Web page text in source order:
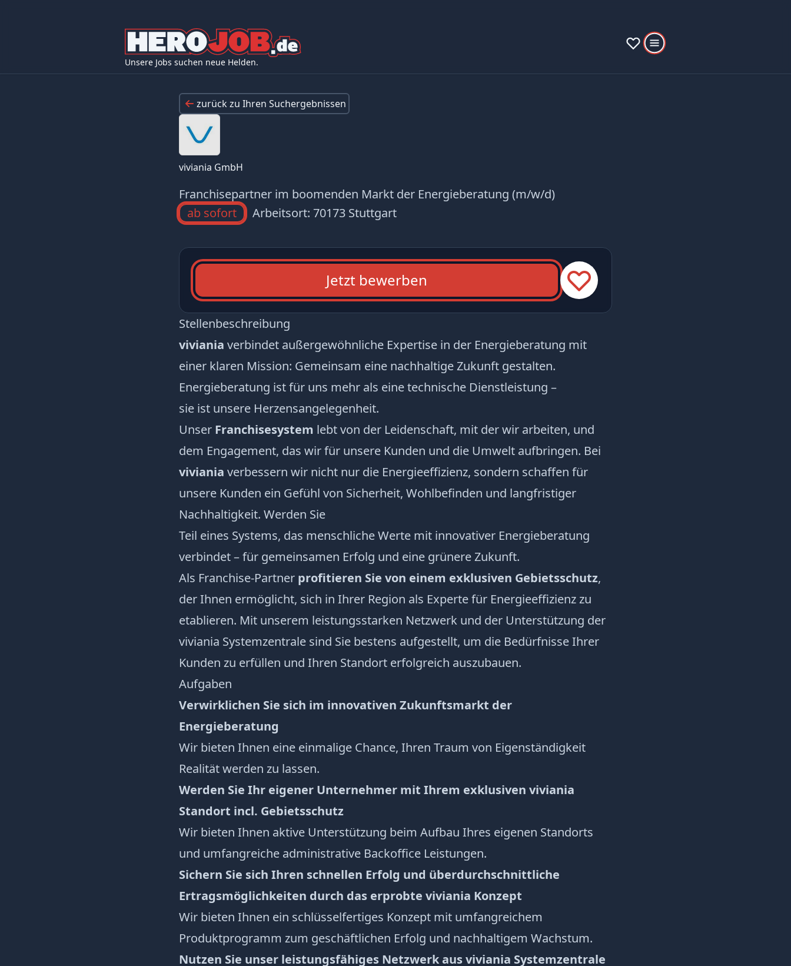
Unsere Jobs suchen neue Helden.
zurück zu Ihren Suchergebnissen
viviania GmbH
Franchisepartner im boomenden Markt der Energieberatung (m/w/d)
ab sofort
Arbeitsort: 70173 Stuttgart
Jetzt bewerben
Stellenbeschreibung
viviania verbindet außergewöhnliche Expertise in der Energieberatung mit
einer klaren Mission: Gemeinsam eine nachhaltige Zukunft gestalten.
Energieberatung ist für uns mehr als eine technische Dienstleistung –
sie ist unsere Herzensangelegenheit.
Unser Franchisesystem lebt von der Leidenschaft, mit der wir arbeiten, und
dem Engagement, das wir für unsere Kunden und die Umwelt aufbringen. Bei
viviania verbessern wir nicht nur die Energieeffizienz, sondern schaffen für
unsere Kunden ein Gefühl von Sicherheit, Wohlbefinden und langfristiger
Nachhaltigkeit. Werden Sie
Teil eines Systems, das menschliche Werte mit innovativer Energieberatung
verbindet – für gemeinsamen Erfolg und eine grünere Zukunft.
Als Franchise-Partner profitieren Sie von einem exklusiven Gebietsschutz,
der Ihnen ermöglicht, sich in Ihrer Region als Experte für Energieeffizienz zu
etablieren. Mit unserem leistungsstarken Netzwerk und der Unterstützung der
viviania Systemzentrale sind Sie bestens aufgestellt, um die Bedürfnisse Ihrer
Kunden zu erfüllen und Ihren Standort erfolgreich auszubauen.
Aufgaben
Verwirklichen Sie sich im innovativen Zukunftsmarkt der
Energieberatung
Wir bieten Ihnen eine einmalige Chance, Ihren Traum von Eigenständigkeit
Realität werden zu lassen.
Werden Sie Ihr eigener Unternehmer mit Ihrem exklusiven viviania
Standort incl. Gebietsschutz
Wir bieten Ihnen aktive Unterstützung beim Aufbau Ihres eigenen Standorts
und umfangreiche administrative Backoffice Leistungen.
Sichern Sie sich Ihren schnellen Erfolg und überdurchschnittliche
Ertragsmöglichkeiten durch das erprobte viviania Konzept
Wir bieten Ihnen ein schlüsselfertiges Konzept mit umfangreichem
Produktprogramm zum geschäftlichen Erfolg und nachhaltigem Wachstum.
Nutzen Sie unser leistungsfähiges Netzwerk aus viviania Systemzentrale